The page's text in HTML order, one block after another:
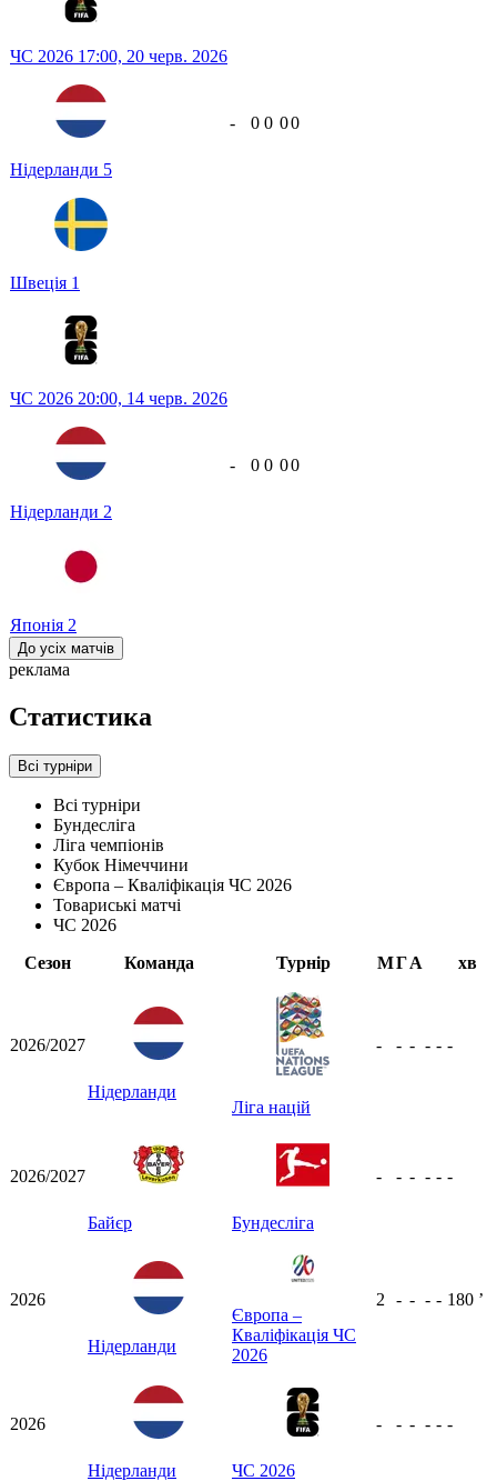
ЧС 2026 17:00, 20 черв. 2026
Нідерланди 5
Швеція 1
- 0 0 00
ЧС 2026 20:00, 14 черв. 2026
Нідерланди 2
Японія 2
- 0 0 00
До усіх матчів
реклама
Статистика
Всі турніри
Всі турніри
Бундесліга
Ліга чемпіонів
Кубок Німеччини
Європа – Кваліфікація ЧС 2026
Товариські матчі
ЧС 2026
Сезон
Команда Турнір МГА хв
2026/2027
Нідерланди
Ліга націй
- - - - - -
2026/2027
Байєр Бундесліга
- - - - - -
2026
Нідерланди
Європа –
Кваліфікація ЧС
2026
2 - - - - 180 ʼ
2026
Нідерланди ЧС 2026
- - - - - -